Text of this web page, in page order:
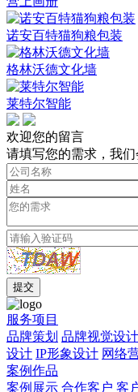
诺安百特猫狗粮包装
格林沃德文化墙
莱特尔智能
欢迎您的留言
请填写您的需求，我
服务项目
品牌策划 品牌视觉设计
设计 IP形象设计 网络
案例作品
案例展示 合作客户 客